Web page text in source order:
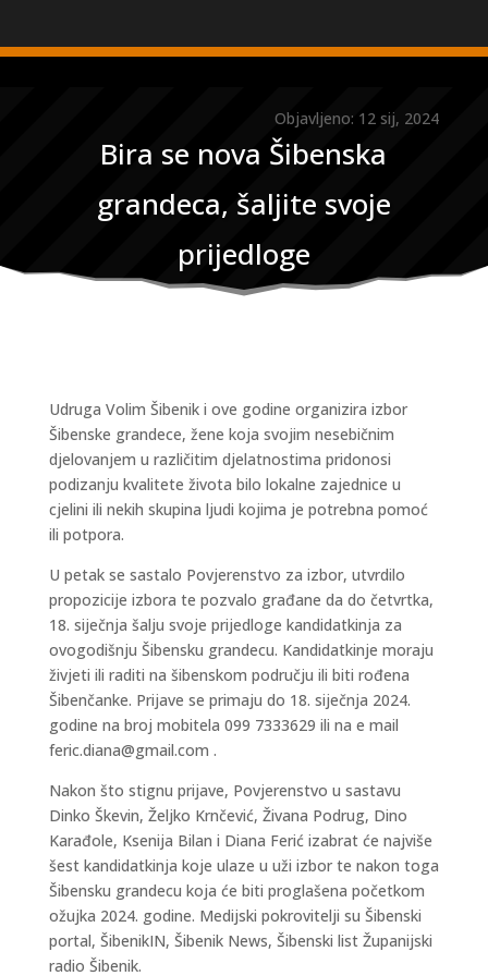
Objavljeno: 12 sij, 2024
Bira se nova Šibenska
grandeca, šaljite svoje
prijedloge
Udruga Volim Šibenik i ove godine organizira izbor
Šibenske grandece, žene koja svojim nesebičnim
djelovanjem u različitim djelatnostima pridonosi
podizanju kvalitete života bilo lokalne zajednice u
cjelini ili nekih skupina ljudi kojima je potrebna pomoć
ili potpora.
U petak se sastalo Povjerenstvo za izbor, utvrdilo
propozicije izbora te pozvalo građane da do četvrtka,
18. siječnja šalju svoje prijedloge kandidatkinja za
ovogodišnju Šibensku grandecu. Kandidatkinje moraju
živjeti ili raditi na šibenskom području ili biti rođena
Šibenčanke. Prijave se primaju do 18. siječnja 2024.
godine na broj mobitela 099 7333629 ili na e mail
feric.diana@gmail.com .
Nakon što stignu prijave, Povjerenstvo u sastavu
Dinko Škevin, Željko Krnčević, Živana Podrug, Dino
Karađole, Ksenija Bilan i Diana Ferić izabrat će najviše
šest kandidatkinja koje ulaze u uži izbor te nakon toga
Šibensku grandecu koja će biti proglašena početkom
ožujka 2024. godine. Medijski pokrovitelji su Šibenski
portal, ŠibenikIN, Šibenik News, Šibenski list Županijski
radio Šibenik.